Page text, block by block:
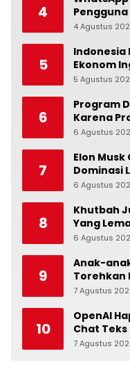
4
4 Agustus
5
Indonesia
Ekonom
5 Agustus
6
Program
Karena
6 Agustus
7
Elon
Dominasi
6 Agustus
8
Khutbah
Yang
6 Agustus
9
Anak-
Torehkan
Anak
7 Agustus
10
OpenAI
Chat
7 Agustus